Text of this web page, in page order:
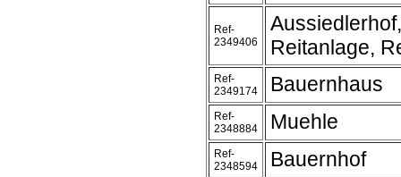
Ref-
2349406
Reitanlage,
Ref-
2349174
Bauernhaus
Ref-
2348884
Muehle
Ref-
2348594
Bauernhof